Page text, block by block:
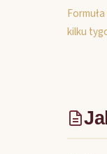
kilku